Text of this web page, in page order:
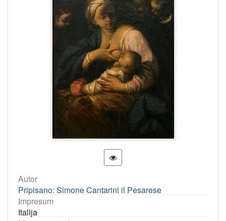
Autor
Pripisano: Simone Cantarini il Pesarese
Impresum
Italija